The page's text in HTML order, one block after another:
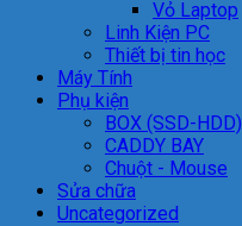
Vỏ Laptop
Linh Kiện PC
Thiết bị tin học
Máy Tính
Phụ kiện
BOX (SSD-HDD)
CADDY BAY
Chuột - Mouse
Sửa chữa
Uncategorized